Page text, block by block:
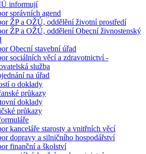
informují
správních agend
ŽP a OŽÚ, oddělění životní prostředí
ŽP a OŽÚ, oddělení Obecní živnostenský
Obecní stavební úřad
sociálních věcí a zdravotnictví -
služba
na úřad
o doklady
průkazy
doklady
průkazy
kanceláře starosty a vnitřních věcí
dopravy a silničního hospodářství
finanční a školství